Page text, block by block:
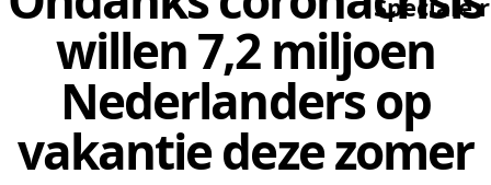
willen 7,2 miljoen
Nederlanders op
vakantie deze zomer